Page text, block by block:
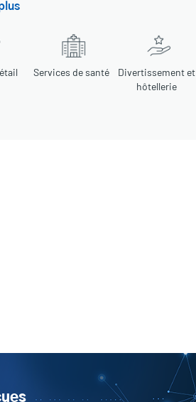
Services de santé
Divertissement et
hôtellerie